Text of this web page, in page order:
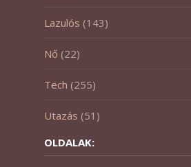
Lazulós (143)
Nő (22)
Tech (255)
Utazás (51)
OLDALAK: